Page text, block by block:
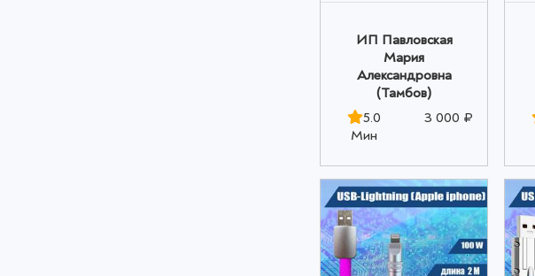
ИП Павловская
Мария
Александровна
(Тамбов)
5.0
Мин
3 000 ₽